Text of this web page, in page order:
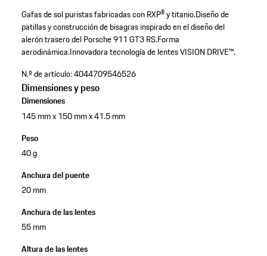
Gafas de sol puristas fabricadas con RXP® y titanio.Diseño de
patillas y construcción de bisagras inspirado en el diseño del
alerón trasero del Porsche 911 GT3 RS.Forma
aerodinámica.Innovadora tecnología de lentes VISION DRIVE™.
N.º de artículo:4044709546526
Dimensiones y peso
Dimensiones
145 mm x 150 mm x 41.5 mm
Peso
40 g
Anchura del puente
20 mm
Anchura de las lentes
55 mm
Altura de las lentes